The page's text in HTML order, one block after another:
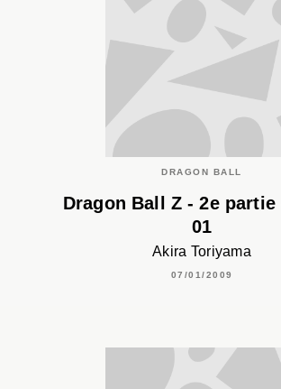
DRAGON BALL
Dragon Ball Z - 2e partie
01
Akira Toriyama
07/01/2009